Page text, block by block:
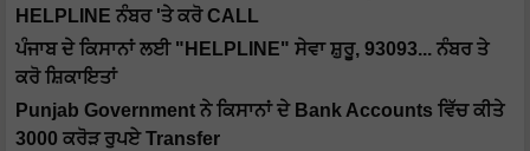
HELPLINE ਨੰਬਰ 'ਤੇ ਕਰੋ CALL
ਪੰਜਾਬ ਦੇ ਕਿਸਾਨਾਂ ਲਈ "HELPLINE" ਸੇਵਾ ਸ਼ੁਰੂ, 93093... ਨੰਬਰ ਤੇ
ਕਰੋ ਸ਼ਿਕਾਇਤਾਂ
Punjab Government ਨੇ ਕਿਸਾਨਾਂ ਦੇ Bank Accounts ਵਿੱਚ ਕੀਤੇ
3000 ਕਰੋੜ ਰੁਪਏ Transfer